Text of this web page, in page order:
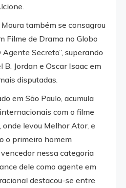
também se consagrou
Filme de Drama no Globo
Secreto”, superando
B. Jordan e Oscar Isaac em
disputadas.
em São Paulo, acumula
com o filme
levou Melhor Ator, e
o primeiro homem
nessa categoria
dele como agente em
destacou-se entre